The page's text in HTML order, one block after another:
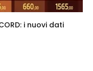
i nuovi dati